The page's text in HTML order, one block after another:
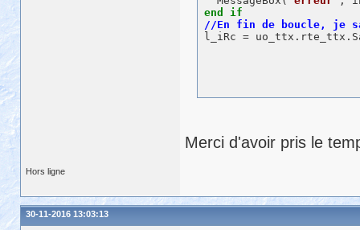
end
if
Merci d'avoir pris le
Hors ligne
30-11-2016 13:03:13